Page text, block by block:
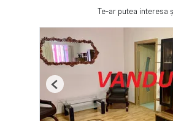
Te-ar putea interesa
Previous